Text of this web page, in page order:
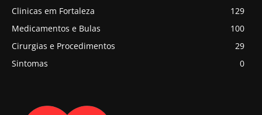
Clinicas em Fortaleza
129
Medicamentos e Bulas
100
Cirurgias e Procedimentos
29
Sintomas
0